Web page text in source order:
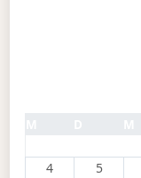
4
5